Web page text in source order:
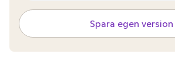
Spara egen version